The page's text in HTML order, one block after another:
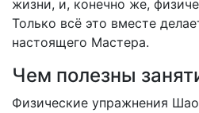
жизни, и, конечно же,
Только всё это вместе
настоящего Мастера.
Чем полезны
Физические упражнения